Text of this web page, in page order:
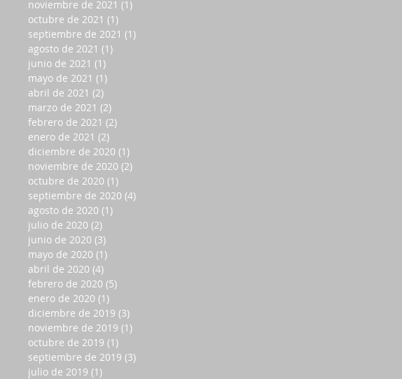
noviembre de 2021 (1)
octubre de 2021 (1)
septiembre de 2021 (1)
agosto de 2021 (1)
junio de 2021 (1)
mayo de 2021 (1)
abril de 2021 (2)
marzo de 2021 (2)
febrero de 2021 (2)
enero de 2021 (2)
diciembre de 2020 (1)
noviembre de 2020 (2)
octubre de 2020 (1)
septiembre de 2020 (4)
agosto de 2020 (1)
julio de 2020 (2)
junio de 2020 (3)
mayo de 2020 (1)
abril de 2020 (4)
febrero de 2020 (5)
enero de 2020 (1)
diciembre de 2019 (3)
noviembre de 2019 (1)
octubre de 2019 (1)
septiembre de 2019 (3)
julio de 2019 (1)